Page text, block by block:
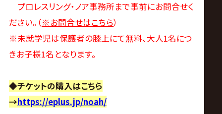
プロレスリング・ノア事務所まで事前にお問合せく
ださい。（※お問合せはこちら）
※未就学児は保護者の膝上にて無料、大人1名につ
きお子様1名となります。
◆チケットの購入はこちら
→https://eplus.jp/noah/